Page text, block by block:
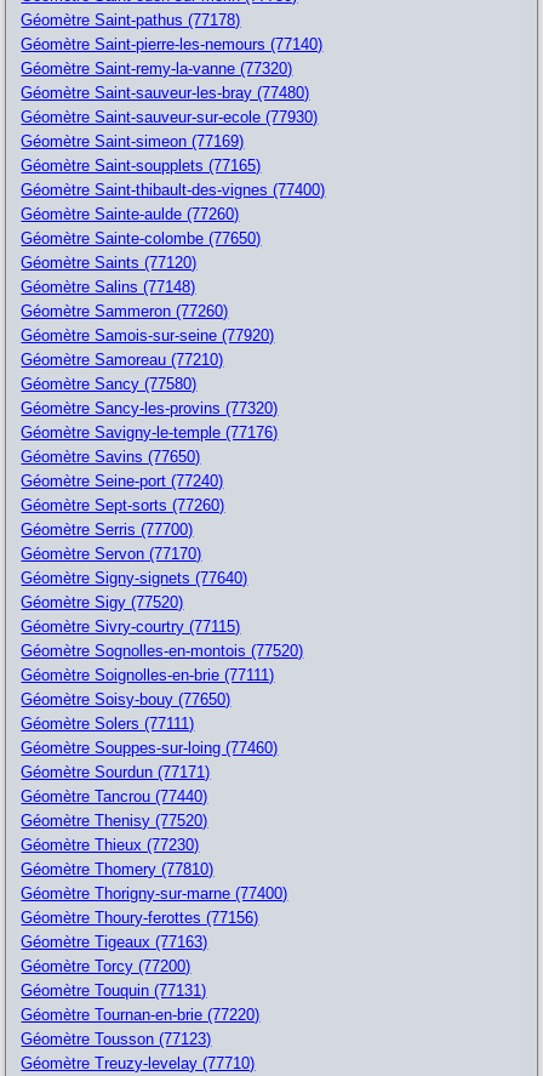
Géomètre Saint-pathus (77178)
Géomètre Saint-pierre-les-nemours (77140)
Géomètre Saint-remy-la-vanne (77320)
Géomètre Saint-sauveur-les-bray (77480)
Géomètre Saint-sauveur-sur-ecole (77930)
Géomètre Saint-simeon (77169)
Géomètre Saint-soupplets (77165)
Géomètre Saint-thibault-des-vignes (77400)
Géomètre Sainte-aulde (77260)
Géomètre Sainte-colombe (77650)
Géomètre Saints (77120)
Géomètre Salins (77148)
Géomètre Sammeron (77260)
Géomètre Samois-sur-seine (77920)
Géomètre Samoreau (77210)
Géomètre Sancy (77580)
Géomètre Sancy-les-provins (77320)
Géomètre Savigny-le-temple (77176)
Géomètre Savins (77650)
Géomètre Seine-port (77240)
Géomètre Sept-sorts (77260)
Géomètre Serris (77700)
Géomètre Servon (77170)
Géomètre Signy-signets (77640)
Géomètre Sigy (77520)
Géomètre Sivry-courtry (77115)
Géomètre Sognolles-en-montois (77520)
Géomètre Soignolles-en-brie (77111)
Géomètre Soisy-bouy (77650)
Géomètre Solers (77111)
Géomètre Souppes-sur-loing (77460)
Géomètre Sourdun (77171)
Géomètre Tancrou (77440)
Géomètre Thenisy (77520)
Géomètre Thieux (77230)
Géomètre Thomery (77810)
Géomètre Thorigny-sur-marne (77400)
Géomètre Thoury-ferottes (77156)
Géomètre Tigeaux (77163)
Géomètre Torcy (77200)
Géomètre Touquin (77131)
Géomètre Tournan-en-brie (77220)
Géomètre Tousson (77123)
Géomètre Treuzy-levelay (77710)